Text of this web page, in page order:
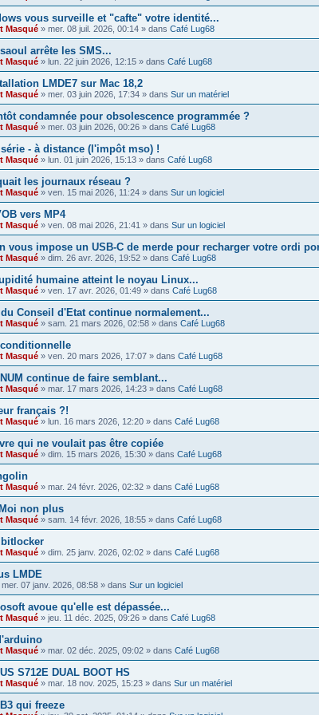
vous surveille et "cafte" votre identité...
Masqué » mer. 08 juil. 2026, 00:14 » dans Café Lug68
arrête les SMS...
Masqué » lun. 22 juin 2026, 12:15 » dans Café Lug68
LMDE7 sur Mac 18,2
Masqué » mer. 03 juin 2026, 17:34 » dans Sur un matériel
condamnée pour obsolescence programmée ?
Masqué » mer. 03 juin 2026, 00:26 » dans Café Lug68
- à distance (l'impôt mso) !
Masqué » lun. 01 juin 2026, 15:13 » dans Café Lug68
les journaux réseau ?
Masqué » ven. 15 mai 2026, 11:24 » dans Sur un logiciel
vers MP4
Masqué » ven. 08 mai 2026, 21:41 » dans Sur un logiciel
vous impose un USB-C de merde pour recharger votre ordi
Masqué » dim. 26 avr. 2026, 19:52 » dans Café Lug68
humaine atteint le noyau Linux...
Masqué » ven. 17 avr. 2026, 01:49 » dans Café Lug68
Conseil d'Etat continue normalement...
Masqué » sam. 21 mars 2026, 02:58 » dans Café Lug68
Masqué » ven. 20 mars 2026, 17:07 » dans Café Lug68
continue de faire semblant...
Masqué » mar. 17 mars 2026, 14:23 » dans Café Lug68
français ?!
Masqué » lun. 16 mars 2026, 12:20 » dans Café Lug68
qui ne voulait pas être copiée
Masqué » dim. 15 mars 2026, 15:30 » dans Café Lug68
Masqué » mar. 24 févr. 2026, 02:32 » dans Café Lug68
non plus
Masqué » sam. 14 févr. 2026, 18:55 » dans Café Lug68
Masqué » dim. 25 janv. 2026, 02:02 » dans Café Lug68
LMDE
mer. 07 janv. 2026, 08:58 » dans Sur un logiciel
avoue qu'elle est dépassée...
Masqué » jeu. 11 déc. 2025, 09:26 » dans Café Lug68
Masqué » mar. 02 déc. 2025, 09:02 » dans Café Lug68
S712E DUAL BOOT HS
Masqué » mar. 18 nov. 2025, 15:23 » dans Sur un matériel
qui freeze